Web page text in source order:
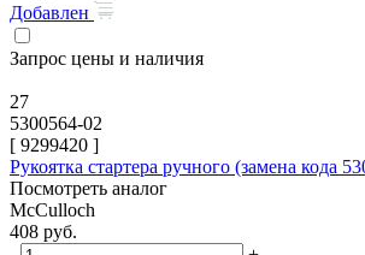
Добавлен
Запрос цены и наличия
27
5300564-02
[ 9299420 ]
Рукоятка стартера ручного (замена кода
Посмотреть аналог
McCulloch
408 руб.